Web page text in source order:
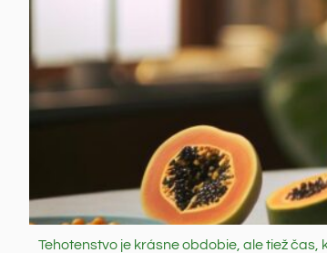
Tehotenstvo je krásne obdobie, ale tiež čas,